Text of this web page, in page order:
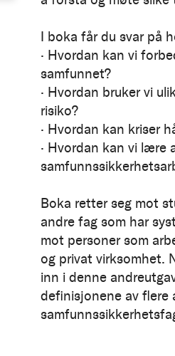
I boka får du svar på
· Hvordan kan vi
samfunnet?
· Hvordan bruker vi
risiko?
· Hvordan kan kriser
· Hvordan kan vi lære
Boka retter seg mot
andre fag som har
mot personer som
og privat virksomhet.
inn i denne
definisjonene av flere